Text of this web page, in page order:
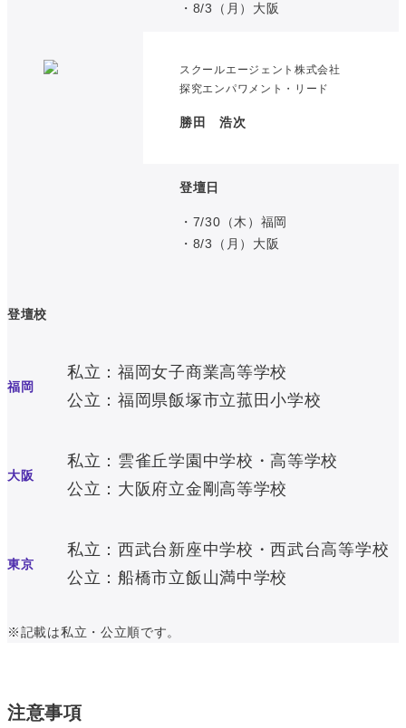
・8/3（月）大阪
スクールエージェント株式会社
探究エンパワメント・リード
勝田 浩次
登壇日
・7/30（木）福岡
・8/3（月）大阪
登壇校
福岡
私立：福岡女子商業高等学校
公立：福岡県飯塚市立菰田小学校
大阪
私立：雲雀丘学園中学校・高等学校
公立：大阪府立金剛高等学校
東京
私立：西武台新座中学校・西武台高等学校
公立：船橋市立飯山満中学校
※記載は私立・公立順です。
注意事項